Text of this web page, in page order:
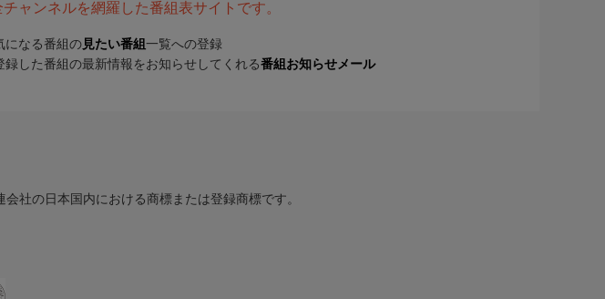
ャンネルを網羅した番組表サイトです。
になる番組の 見たい番組 一覧への登録
録した番組の最新情報をお知らせしてくれる番組お知らせメール
社の日本国内における商標または登録商標です。